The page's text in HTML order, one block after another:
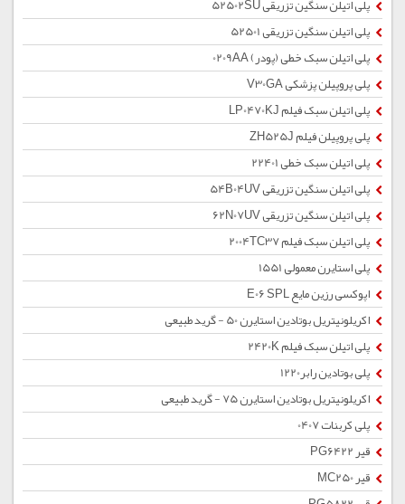
پلی اتیلن سنگین تزریقی 52502SU
پلی اتیلن سنگین تزریقی 52501
پلی اتیلن سبک خطی (پودر) 0209AA
پلی پروپیلن پزشکی V30GA
پلی اتیلن سبک فیلم LP0470KJ
پلی پروپیلن فیلم ZH525J
پلی اتیلن سبک خطی 22401
پلی اتیلن سنگین تزریقی 54B04UV
پلی اتیلن سنگین تزریقی 62N07UV
پلی اتیلن سبک فیلم 2004TC37
پلی استایرن معمولی 1551
اپوکسی رزین مایع E06 SPL
اکریلونیتریل بوتادین استایرن 50 - گرید طبیعی
پلی اتیلن سبک فیلم 2420K
پلی بوتادین رابر1220
اکریلونیتریل بوتادین استایرن 75 - گرید طبیعی
پلی کربنات 0407
قیر PG6422
قیر MC250